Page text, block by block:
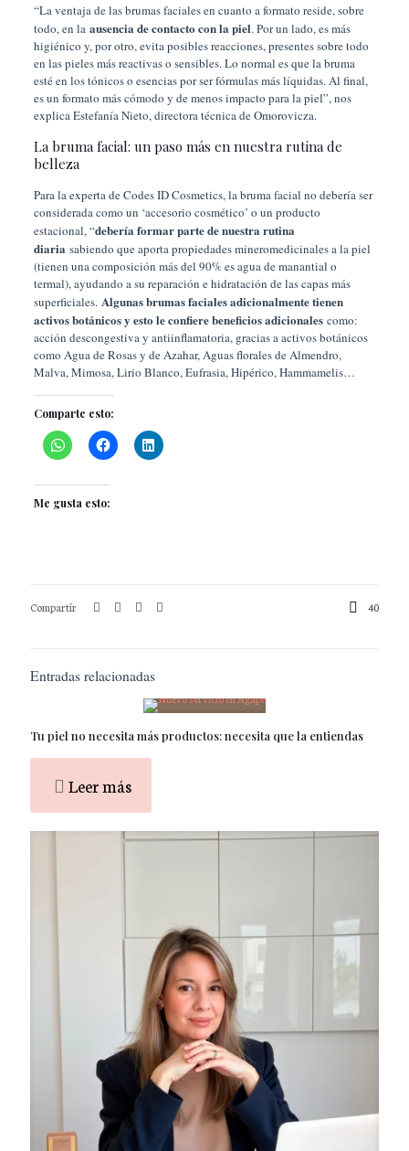
“La ventaja de las brumas faciales en cuanto a formato reside, sobre
todo, en la ausencia de contacto con la piel. Por un lado, es más
higiénico y, por otro, evita posibles reacciones, presentes sobre todo
en las pieles más reactivas o sensibles. Lo normal es que la bruma
esté en los tónicos o esencias por ser fórmulas más líquidas. Al final,
es un formato más cómodo y de menos impacto para la piel”, nos
explica Estefanía Nieto, directora técnica de Omorovicza.
La bruma facial: un paso más en nuestra rutina de
belleza
Para la experta de Codes ID Cosmetics, la bruma facial no debería ser
considerada como un ‘accesorio cosmético’ o un producto
estacional, “debería formar parte de nuestra rutina
diaria sabiendo que aporta propiedades mineromedicinales a la piel
(tienen una composición más del 90% es agua de manantial o
termal), ayudando a su reparación e hidratación de las capas más
superficiales. Algunas brumas faciales adicionalmente tienen
activos botánicos y esto le confiere beneficios adicionalescomo:
acción descongestiva y antiinflamatoria, gracias a activos botánicos
como Agua de Rosas y de Azahar, Aguas florales de Almendro,
Malva, Mimosa, Lirio Blanco, Eufrasia, Hipérico, Hammamelis…
Comparte esto:
Me gusta esto:
Compartir 40
Entradas relacionadas
Tu piel no necesita más productos: necesita que la entiendas
Leer más